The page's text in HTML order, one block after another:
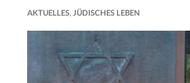
AKTUELLES, JÜDISCHES LEBEN